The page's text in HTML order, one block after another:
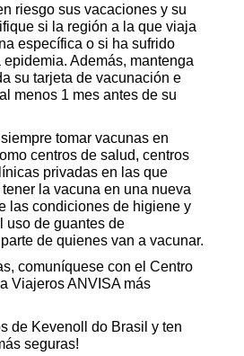
riesgo sus vacaciones y su
si la región a la que viaja
específica o si ha sufrido
Además, mantenga
su tarjeta de vacunación e
menos 1 mes antes de su
tomar vacunas en
centros de salud, centros
privadas en las que
la vacuna en una nueva
las condiciones de higiene y
uso de guantes de
de quienes van a vacunar.
comuníquese con el Centro
Viajeros ANVISAmás
de Kevenoll do Brasil y ten
seguras!